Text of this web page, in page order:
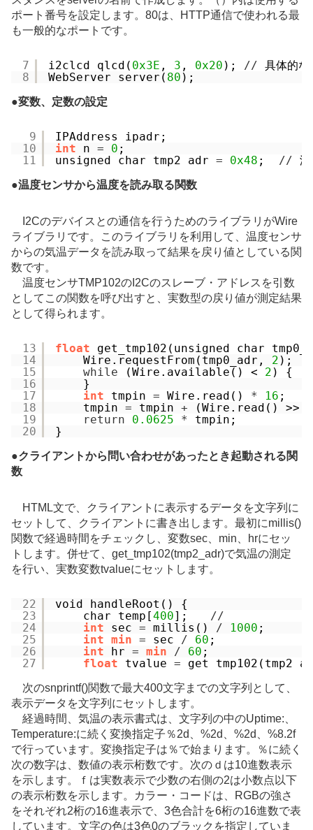
ポート番号を設定します。80は、HTTP通信で使われる最
も一般的なポートです。
7
8
i2clcd qlcd( 0x3E , 3 , 0x20 ); // 具体的な
WebServer server( 80 );
●変数、定数の設定
9
10
11
IPAddress ipadr;
int
n = 0 ;
unsigned char tmp2_adr = 0x48 ; //
●温度センサから温度を読み取る関数
I2Cのデバイスとの通信を行うためのライブラリがWire
ライブラリです。このライブラリを利用して、温度センサ
からの気温データを読み取って結果を戻り値としている関
数です。
温度センサTMP102のI2Cのスレーブ・アドレスを引数
としてこの関数を呼び出すと、実数型の戻り値が測定結果
として得られます。
13
14
15
16
17
18
19
20
float
get_tmp102(unsigned char
Wire.requestFrom(tmp0_adr, 2 );
while
(Wire.available() < 2 ) {
}
int
tmpin = Wire.read() * 16 ;
tmpin = tmpin + (Wire.read() >>
return
0.0625 *
tmpin;
}
●クライアントから問い合わせがあったとき起動される関
数
HTML文で、クライアントに表示するデータを文字列に
セットして、クライアントに書き出します。最初にmillis()
関数で経過時間をチェックし、変数sec、min、hrにセッ
トします。併せて、get_tmp102(tmp2_adr)で気温の測定
を行い、実数変数tvalueにセットします。
22
23
24
25
26
27
void handleRoot() {
char temp[400]; //
int
sec = millis() / 1000 ;
int min = sec / 60 ;
int
hr = min / 60 ;
float
tvalue =
次のsnprintf()関数で最大400文字までの文字列として、
表示データを文字列にセットします。
経過時間、気温の表示書式は、文字列の中のUptime:、
Temperature:に続く変換指定子％2d、%2d、%2d、%8.2f
で行っています。変換指定子は％で始まります。％に続く
次の数字は、数値の表示桁数です。次のｄは10進数表示
を示します。ｆは実数表示で少数の右側の2は小数点以下
の表示桁数を示します。カラー・コードは、RGBの強さ
をそれぞれ2桁の16進表示で、3色合計を6桁の16進数で表
しています。文字の色は3色0のブラックを指定していま